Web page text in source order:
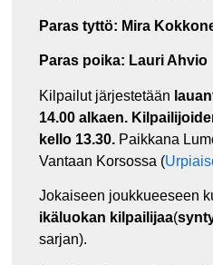
Paras tyttö: Mira
Paras poika: Lauri Ahvio
Kilpailut järjestetään
14.00 alkaen.
kello 13.30. Paikkana
Vantaan Korsossa (
Jokaiseen joukkueeseen
ikäluokan kilpailijaa(
sarjan).